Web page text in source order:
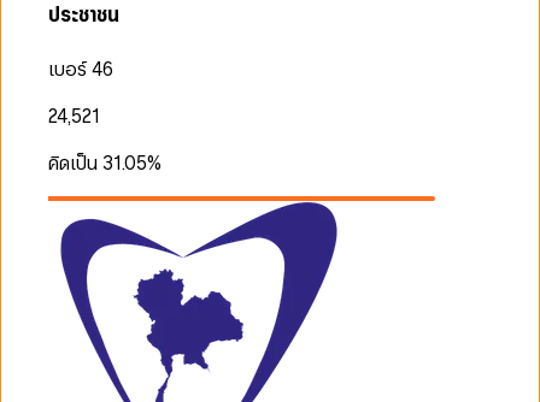
ประชาชน
เบอร์ 46
24,521
คิดเป็น 31.05%